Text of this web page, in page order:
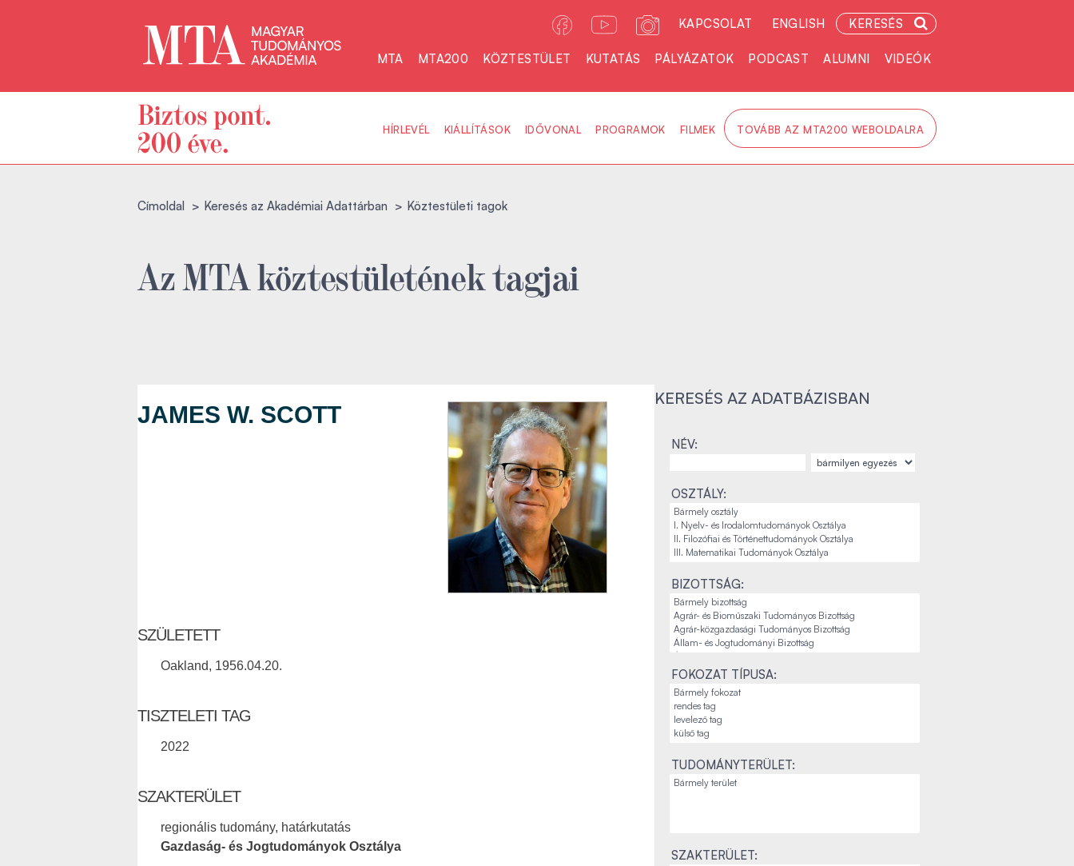
KAPCSOLAT ENGLISH KERESÉS
MTA MTA200 KÖZTESTÜLET KUTATÁS PÁLYÁZATOK PODCAST ALUMNI VIDEÓK
HÍRLEVÉL KIÁLLÍTÁSOK IDŐVONAL PROGRAMOK FILMEK TOVÁBB AZ MTA200 WEBOLDALRA
Címoldal Keresés az Akadémiai Adattárban Köztestületi tagok
Az MTA köztestületének tagjai
JAMES W. SCOTT
SZÜLETETT
Oakland, 1956.04.20.
TISZTELETI TAG
2022
SZAKTERÜLET
regionális tudomány, határkutatás
Gazdaság- és Jogtudományok Osztálya
KERESÉS AZ ADATBÁZISBAN
NÉV:
OSZTÁLY:
BIZOTTSÁG:
FOKOZAT TÍPUSA:
TUDOMÁNYTERÜLET:
SZAKTERÜLET: